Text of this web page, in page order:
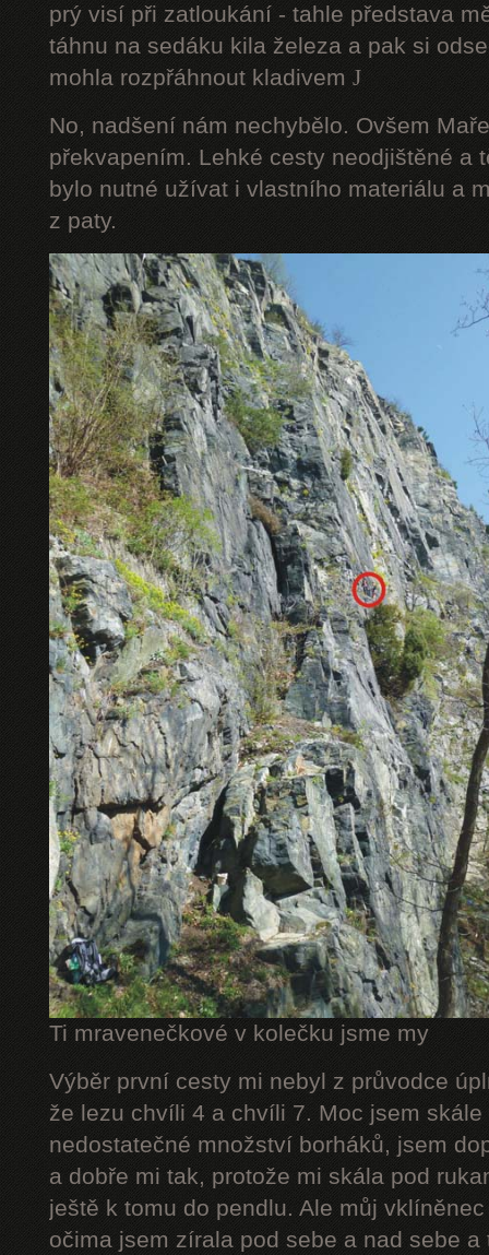
prý visí při zatloukání - tahle představa
táhnu na sedáku kila železa a pak si
mohla rozpřáhnout kladivem J
No, nadšení nám nechybělo. Ovšem
překvapením. Lehké cesty neodjištěné a
bylo nutné užívat i vlastního materiálu a
z paty.
Ti mravenečkové v kolečku jsme my
Výběr první cesty mi nebyl z průvodce
že lezu chvíli 4 a chvíli 7. Moc jsem
nedostatečné množství borháků, jsem
a dobře mi tak, protože mi skála pod
ještě k tomu do pendlu. Ale můj
očima jsem zírala pod sebe a nad sebe